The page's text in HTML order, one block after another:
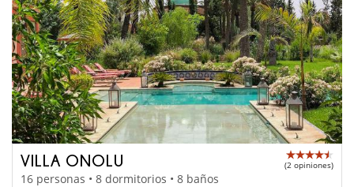
VILLA ONOLU (2 opiniones)
16 personas • 8 dormitorios • 8 baños